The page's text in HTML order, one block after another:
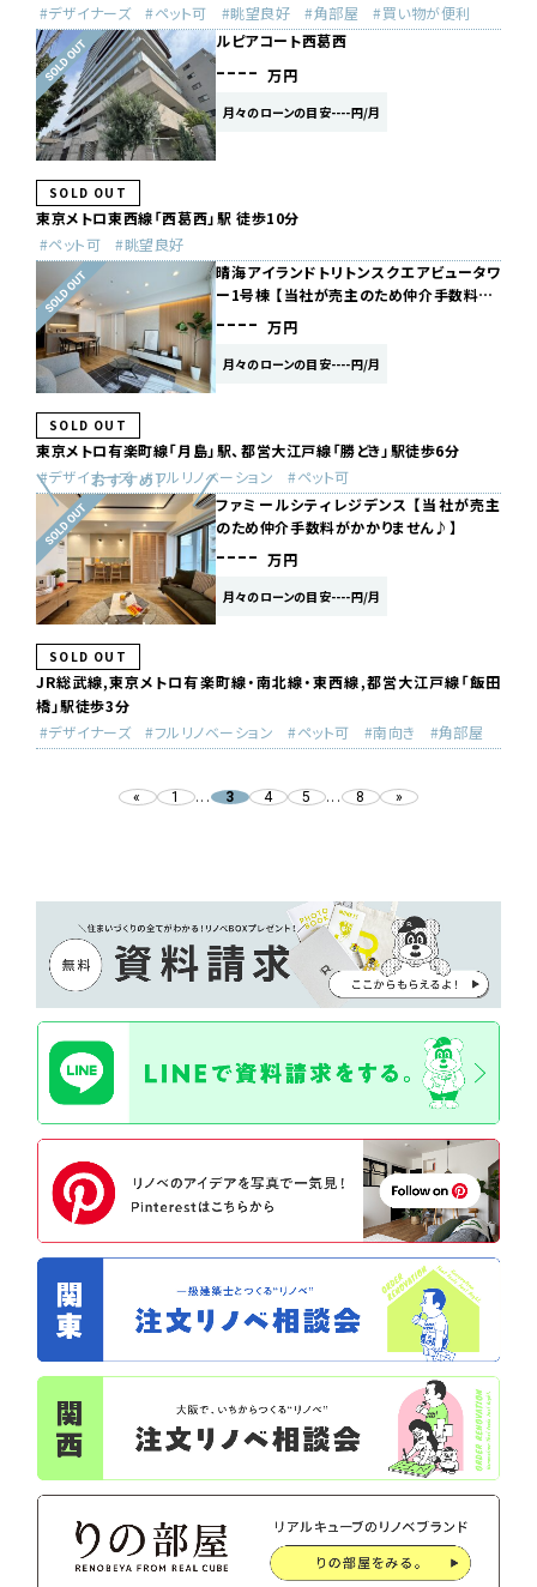
デザイナーズ
ペット可 眺望良好 角部屋
買い物が便利
ルピアコート西葛西
---- 万円
月々のローンの目安----円/月
SOLD OUT
東京メトロ東西線「西葛西」駅 徒歩10分
ペット可
眺望良好
晴海アイランドトリトンスクエアビュータワ
ー1号棟 【当社が売主のため仲介手数料…
---- 万円
月々のローンの目安----円/月
SOLD OUT
東京メトロ有楽町線「月島」駅、都営大江戸線「勝どき」駅徒歩6分
デザイナーズ
フルリノベーション
ペット可
ファミールシティレジデンス 【当社が売主
のため仲介手数料がかかりません♪】
---- 万円
月々のローンの目安----円/月
SOLD OUT
JR総武線,東京メトロ有楽町線・南北線・東西線,都営大江戸線「飯田
橋」駅徒歩3分
デザイナーズ
フルリノベーション ペット可 南向き 角部屋
« 1 ... 3 4 5 ... 8 »